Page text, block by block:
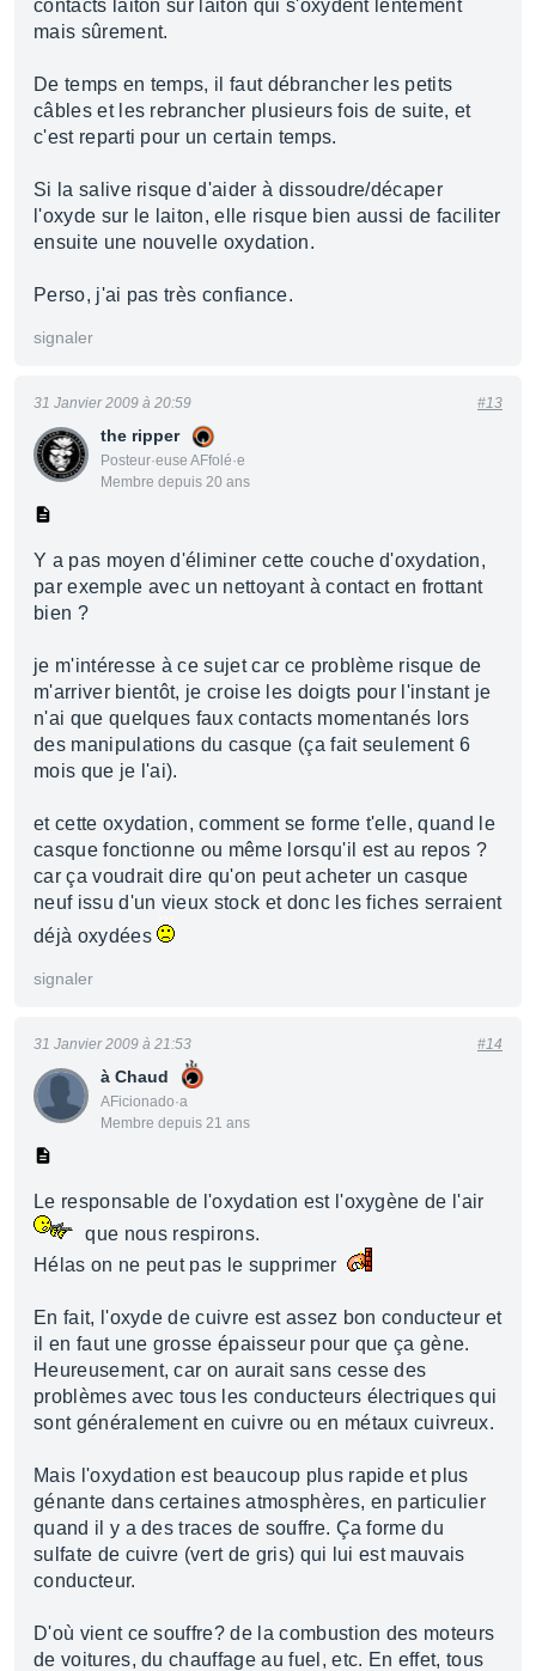
contacts laiton sur laiton qui s'oxydent lentement
mais sûrement.
De temps en temps, il faut débrancher les petits
câbles et les rebrancher plusieurs fois de suite, et
c'est reparti pour un certain temps.
Si la salive risque d'aider à dissoudre/décaper
l'oxyde sur le laiton, elle risque bien aussi de faciliter
ensuite une nouvelle oxydation.
Perso, j'ai pas très confiance.
signaler
the ripper
Posteur·euse AFfolé·e
Membre depuis 20 ans
31 Janvier 2009 à 20:59 #13
Y a pas moyen d'éliminer cette couche d'oxydation,
par exemple avec un nettoyant à contact en frottant
bien ?
je m'intéresse à ce sujet car ce problème risque de
m'arriver bientôt, je croise les doigts pour l'instant je
n'ai que quelques faux contacts momentanés lors
des manipulations du casque (ça fait seulement 6
mois que je l'ai).
et cette oxydation, comment se forme t'elle, quand le
casque fonctionne ou même lorsqu'il est au repos ?
car ça voudrait dire qu'on peut acheter un casque
neuf issu d'un vieux stock et donc les fiches serraient
déjà oxydées
signaler
à Chaud
AFicionado·a
Membre depuis 21 ans
31 Janvier 2009 à 21:53 #14
Le responsable de l'oxydation est l'oxygène de l'air
que nous respirons.
Hélas on ne peut pas le supprimer
En fait, l'oxyde de cuivre est assez bon conducteur et
il en faut une grosse épaisseur pour que ça gène.
Heureusement, car on aurait sans cesse des
problèmes avec tous les conducteurs électriques qui
sont généralement en cuivre ou en métaux cuivreux.
Mais l'oxydation est beaucoup plus rapide et plus
génante dans certaines atmosphères, en particulier
quand il y a des traces de souffre. Ça forme du
sulfate de cuivre (vert de gris) qui lui est mauvais
conducteur.
D'où vient ce souffre? de la combustion des moteurs
de voitures, du chauffage au fuel, etc. En effet, tous